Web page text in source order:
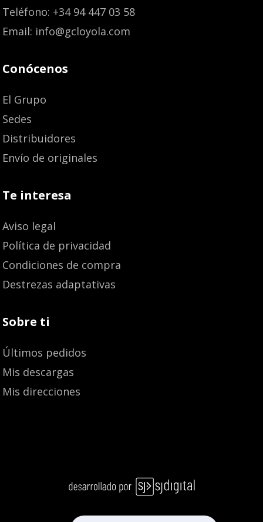
Teléfono: +34 94 447 03 58
Email: info@gcloyola.com
Conócenos
El Grupo
Sedes
Distribuidores
Envío de originales
Te interesa
Aviso legal
Política de privacidad
Condiciones de compra
Destrezas adaptativas
Sobre ti
Últimos pedidos
Mis descargas
Mis direcciones